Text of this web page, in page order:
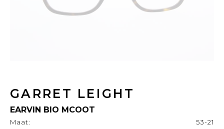
GARRET LEIGHT
EARVIN BIO MCOOT
Maat: 53-21